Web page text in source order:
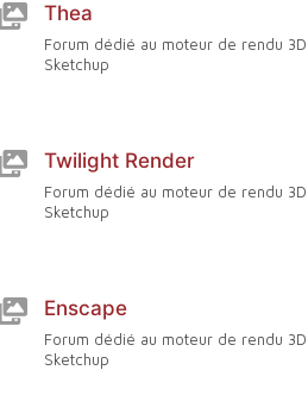
Thea
Forum dédié au moteur de rendu
Sketchup
Twilight Render
Forum dédié au moteur de rendu
Sketchup
Enscape
Forum dédié au moteur de rendu
Sketchup